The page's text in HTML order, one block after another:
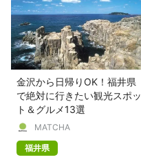
金沢から日帰りOK！福井県
で絶対に行きたい観光スポッ
ト＆グルメ13選
MATCHA
福井県